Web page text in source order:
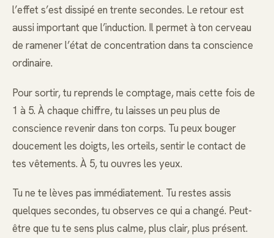
l’effet s’est dissipé en trente secondes. Le retour est
aussi important que l’induction. Il permet à ton cerveau
de ramener l’état de concentration dans ta conscience
ordinaire.
Pour sortir, tu reprends le comptage, mais cette fois de
1 à 5. À chaque chiffre, tu laisses un peu plus de
conscience revenir dans ton corps. Tu peux bouger
doucement les doigts, les orteils, sentir le contact de
tes vêtements. À 5, tu ouvres les yeux.
Tu ne te lèves pas immédiatement. Tu restes assis
quelques secondes, tu observes ce qui a changé. Peut-
être que tu te sens plus calme, plus clair, plus présent.